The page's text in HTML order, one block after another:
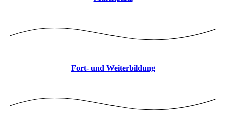
Fort- und Weiterbildung